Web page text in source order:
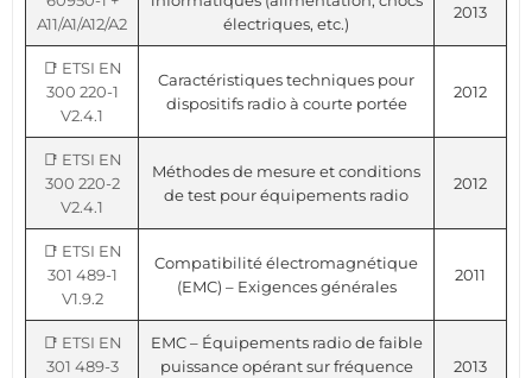
A11/A1/A12/A2
électriques, etc.)
2013
📑 ETSI EN
300 220-1
V2.4.1
Caractéristiques techniques pour
dispositifs radio à courte portée
2012
📑 ETSI EN
300 220-2
V2.4.1
Méthodes de mesure et conditions
de test pour équipements radio
2012
📑 ETSI EN
301 489-1
V1.9.2
Compatibilité électromagnétique
(EMC) – Exigences générales
2011
📑 ETSI EN
301 489-3
EMC – Équipements radio de faible
puissance opérant sur fréquence
2013